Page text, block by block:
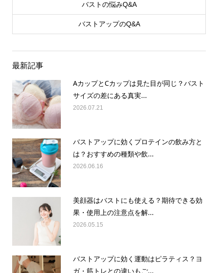
バストの悩みQ&A
バストアップのQ&A
最新記事
AカップとCカップは見た目が同じ？バスト
サイズの差にある真実...
2026.07.21
バストアップに効くプロテインの飲み方と
は？おすすめの種類や飲...
2026.06.16
美顔器はバストにも使える？期待できる効
果・使用上の注意点を解...
2026.05.15
バストアップに効く運動はピラティス？ヨ
ガ・筋トレとの違いもご...